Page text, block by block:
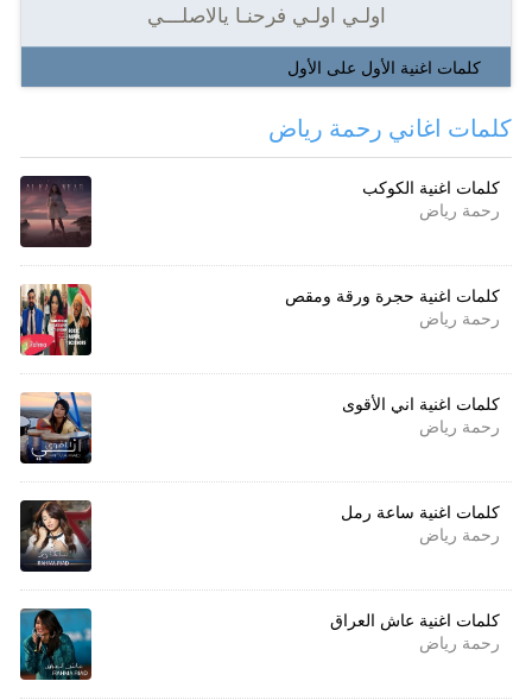
اولـي اولـي فرحنـا يالاصلـــي
كلمات اغنية الأول على الأول
كلمات اغاني رحمة رياض
كلمات اغنية الكوكب
رحمة رياض
كلمات اغنية حجرة ورقة ومقص
رحمة رياض
كلمات اغنية اني الأقوى
رحمة رياض
كلمات اغنية ساعة رمل
رحمة رياض
كلمات اغنية عاش العراق
رحمة رياض